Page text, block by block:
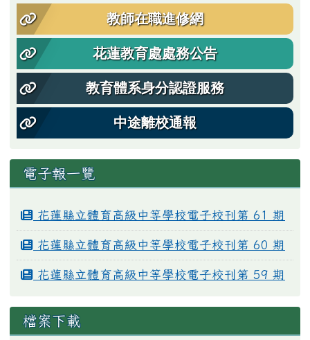
教師在職進修網
花蓮教育處處務公告
教育體系身分認證服務
中途離校通報
電子報一覽
花蓮縣立體育高級中等學校電子校刊第 61 期
花蓮縣立體育高級中等學校電子校刊第 60 期
花蓮縣立體育高級中等學校電子校刊第 59 期
檔案下載